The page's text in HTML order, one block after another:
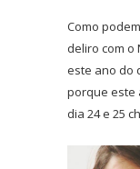
Como
deliro com o
este ano do
porque este
dia 24 e 25